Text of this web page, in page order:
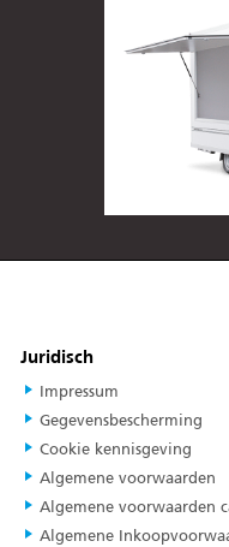
Juridisch
Impressum
Gegevensbescherming
Cookie kennisgeving
Algemene voorwaarden
Algemene voorwaarden
Algemene